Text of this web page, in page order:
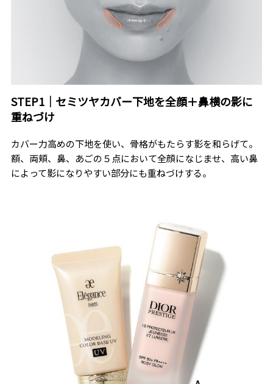
STEP1｜セミツヤカバー下地を全顔＋鼻横の影に
重ねづけ
カバー力高めの下地を使い、骨格がもたらす影を和らげて。
額、両頬、鼻、あごの５点において全顔になじませ、高い鼻
によって影になりやすい部分にも重ねづけする。